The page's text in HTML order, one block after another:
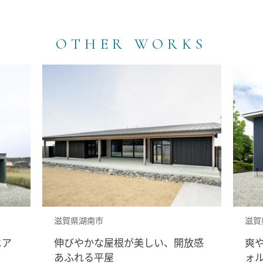
OTHER WORKS
滋賀県高島市
爽やかな風や光と暮らす、カリフ
ォルニアスタイルの家
滋
暮
の